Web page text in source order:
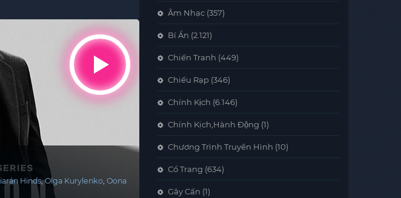
Hinds Olga Kurylenko Oona
Âm Nhạc (357)
Bí Ẩn (2.121)
Chiến Tranh (449)
Chiếu Rạp (346)
Chính Kịch (6.146)
Chính Kịch,Hành Động (1)
Chương Trình Truyền Hình (10)
Cổ Trang (634)
Gây Cấn (1)